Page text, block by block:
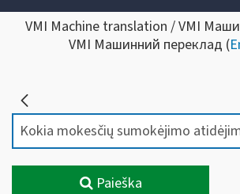
VMI Machine translation / VMI
VMI Машинний переклад (
Paieška